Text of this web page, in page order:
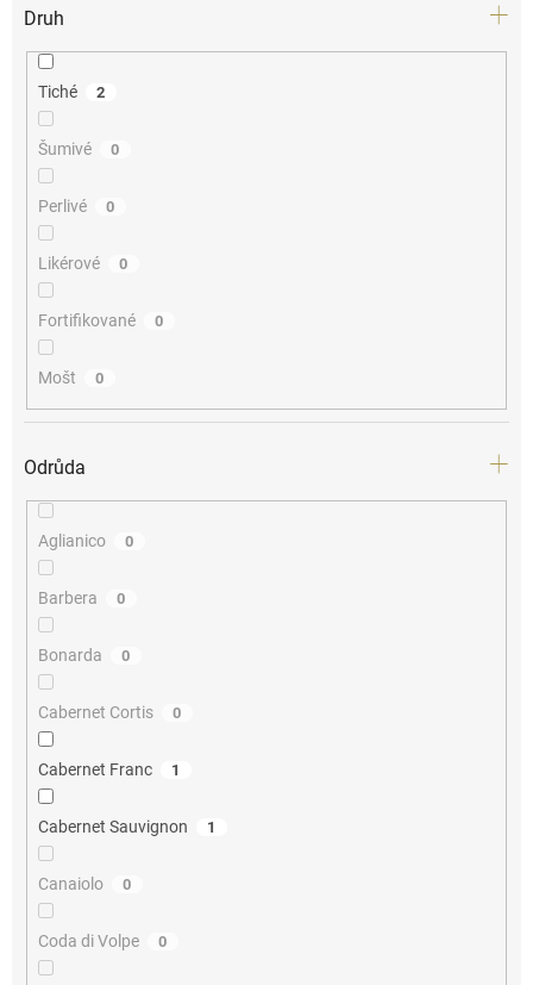
Druh
Tiché 2
Šumivé 0
Perlivé 0
Likérové 0
Fortifikované 0
Mošt 0
Odrůda
Aglianico 0
Barbera 0
Bonarda 0
Cabernet Cortis 0
Cabernet Franc 1
Cabernet Sauvignon 1
Canaiolo 0
Coda di Volpe 0